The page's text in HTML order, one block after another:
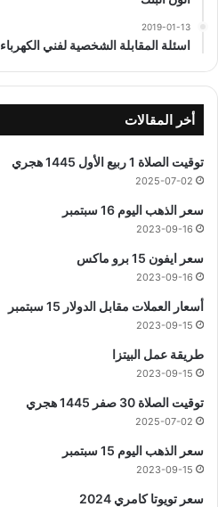
2019-01-13
اسئلة المقابلة الشخصية لفني الكهرباء
أخر المقالات
توقيت الصلاة 1 ربيع الأول 1445 هجري
2025-07-02
سعر الذهب اليوم 16 سبتمبر
2023-09-16
سعر ايفون 15 برو ماكس
2023-09-16
أسعار العملات مقابل الدولار 15 سبتمبر
2023-09-15
طريقة عمل البيتزا
2023-09-15
توقيت الصلاة 30 صفر 1445 هجري
2025-07-02
سعر الذهب اليوم 15 سبتمبر
2023-09-15
سعر تويوتا كامري 2024